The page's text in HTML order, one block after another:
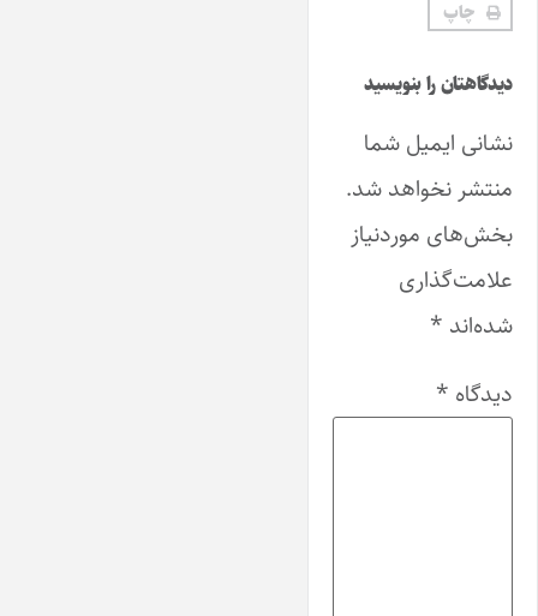
چاپ
دیدگاهتان را بنویسید
نشانی ایمیل شما
منتشر نخواهد شد.
بخش‌های موردنیاز
علامت‌گذاری
شده‌اند *
دیدگاه *